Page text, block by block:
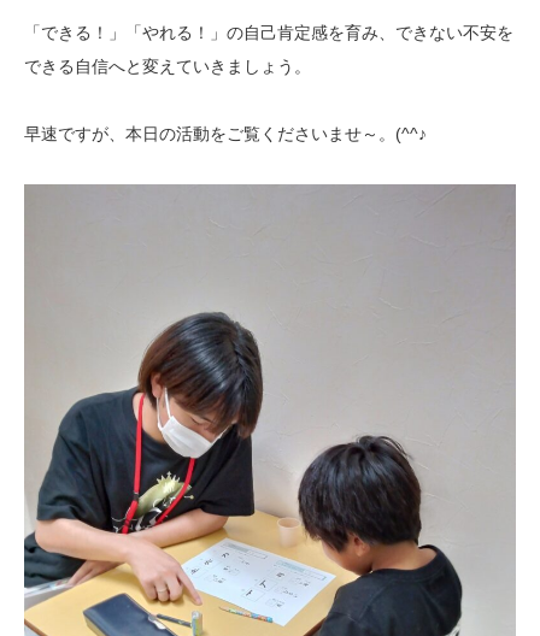
「できる！」「やれる！」の自己肯定感を育み、できない不安を
できる自信へと変えていきましょう。
早速ですが、本日の活動をご覧くださいませ～。(^^♪